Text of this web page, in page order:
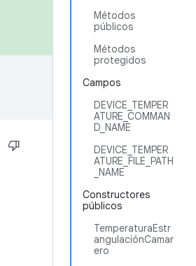
Métodos
públicos
Métodos
protegidos
Campos
DEVICE_TEMPER
ATURE_COMMAN
D_NAME
DEVICE_TEMPER
ATURE_FILE_PATH
_NAME
Constructores
públicos
TemperaturaEstr
angulaciónCamar
ero